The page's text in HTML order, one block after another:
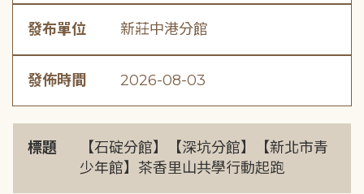
發布單位 新莊中港分館
發佈時間 2026-08-03
標題
【石碇分館】【深坑分館】【新北市青
少年館】茶香里山共學行動起跑